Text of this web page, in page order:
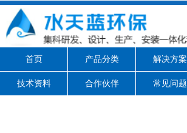
首页 产品分类 解决方案
技术资料 合作伙伴 常见问题